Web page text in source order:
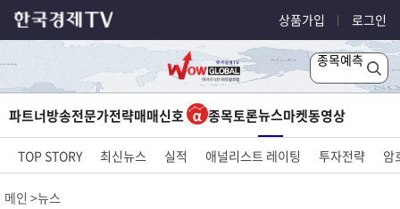
상품가입 로그인
종목예측
파트너방송전문가전략매매신호 종목토론뉴스마켓동영상
TOP STORY 최신뉴스 실적 애널리스트 레이팅 투자전략 암
메인 뉴스